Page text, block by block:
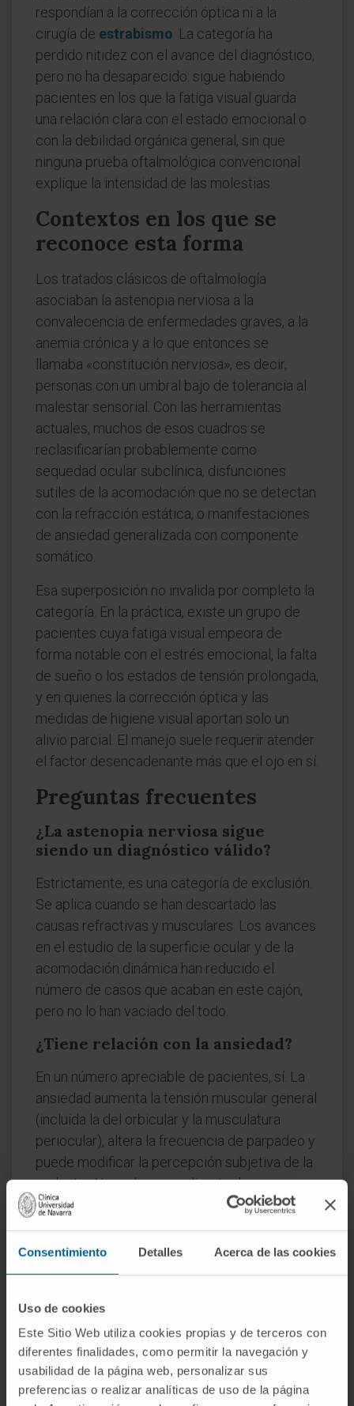
Consentimiento Detalles Acerca de las cookies
Uso de cookies
Este Sitio Web utiliza cookies propias y de terceros con
diferentes finalidades, como permitir la navegación y
usabilidad de la página web, personalizar sus
preferencias o realizar analíticas de uso de la página
respondían a la corrección óptica ni a la
cirugía de estrabismo . La categoría ha
perdido nitidez con el avance del diagnóstico,
pero no ha desaparecido: sigue habiendo
pacientes en los que la fatiga visual guarda
una relación clara con el estado emocional o
con la debilidad orgánica general, sin que
ninguna prueba oftalmológica convencional
explique la intensidad de las molestias.
Contextos en los que se
reconoce esta forma
Los tratados clásicos de oftalmología
asociaban la astenopia nerviosa a la
convalecencia de enfermedades graves, a la
anemia crónica y a lo que entonces se
llamaba «constitución nerviosa», es decir,
personas con un umbral bajo de tolerancia al
malestar sensorial. Con las herramientas
actuales, muchos de esos cuadros se
reclasificarían probablemente como
sequedad ocular subclínica, disfunciones
sutiles de la acomodación que no se detectan
con la refracción estática, o manifestaciones
de ansiedad generalizada con componente
somático.
Esa superposición no invalida por completo la
categoría. En la práctica, existe un grupo de
pacientes cuya fatiga visual empeora de
forma notable con el estrés emocional, la falta
de sueño o los estados de tensión prolongada,
y en quienes la corrección óptica y las
medidas de higiene visual aportan solo un
alivio parcial. El manejo suele requerir atender
el factor desencadenante más que el ojo en sí.
Preguntas frecuentes
¿La astenopia nerviosa sigue
siendo un diagnóstico válido?
Estrictamente, es una categoría de exclusión.
Se aplica cuando se han descartado las
causas refractivas y musculares. Los avances
en el estudio de la superficie ocular y de la
acomodación dinámica han reducido el
número de casos que acaban en este cajón,
pero no lo han vaciado del todo.
¿Tiene relación con la ansiedad?
En un número apreciable de pacientes, sí. La
ansiedad aumenta la tensión muscular general
(incluida la del orbicular y la musculatura
periocular), altera la frecuencia de parpadeo y
puede modificar la percepción subjetiva de la
molestia. No es la causa directa de un
problema óptico, pero baja el umbral a partir
incómodo.
¿De dónde viene el término
«neurasténica»?
De neurastenia, un diagnóstico propuesto por
George Miller Beard en 1869 para describir un
agotamiento del sistema nervioso que se
manifestaba con fatiga generalizada,